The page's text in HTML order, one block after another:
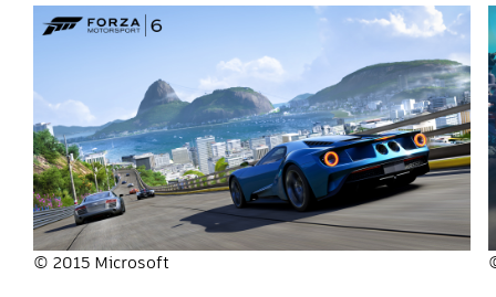
© 2015 Microsoft